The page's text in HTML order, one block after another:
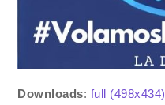
Downloads: full (498x434)